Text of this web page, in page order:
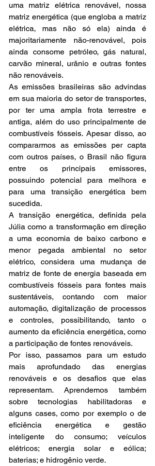
uma matriz elétrica renovável, nossa
matriz energética (que engloba a matriz
elétrica, mas não só ela) ainda é
majoritariamente não-renovável, pois
ainda consome petróleo, gás natural,
carvão mineral, urânio e outras fontes
não renováveis.
As emissões brasileiras são advindas
em sua maioria do setor de transportes,
por ter uma ampla frota terrestre e
antiga, além do uso principalmente de
combustíveis fósseis. Apesar disso, ao
compararmos as emissões per capta
com outros países, o Brasil não figura
entre os principais emissores,
possuindo potencial para melhora e
para uma transição energética bem
sucedida.
A transição energética, definida pela
Júlia como a transformação em direção
a uma economia de baixo carbono e
menor pegada ambiental no setor
elétrico, considera uma mudança de
matriz de fonte de energia baseada em
combustíveis fósseis para fontes mais
sustentáveis, contando com maior
automação, digitalização de processos
e controles, possibilitando, tanto o
aumento da eficiência energética, como
a participação de fontes renováveis.
Por isso, passamos para um estudo
mais aprofundado das energias
renováveis e os desafios que elas
representam. Aprendemos também
sobre tecnologias habilitadoras e
alguns cases, como por exemplo o de
eficiência energética e gestão
inteligente do consumo; veículos
elétricos; energia solar e eólica;
baterias; e hidrogênio verde.